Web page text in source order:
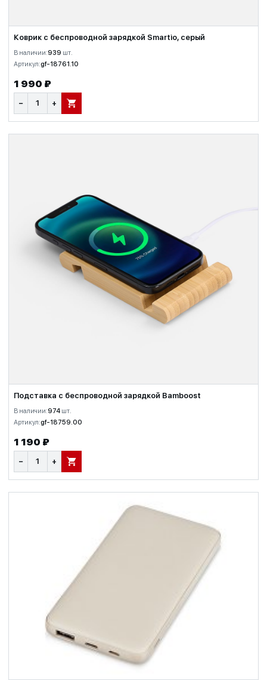
Коврик с беспроводной зарядкой Smartio, серый
В наличии:939 шт.
Артикул:gf-18761.10
1 990 ₽
− + В КОРЗИНУ
Подставка с беспроводной зарядкой Bamboost
В наличии:974 шт.
Артикул:gf-18759.00
1 190 ₽
− + В КОРЗИНУ